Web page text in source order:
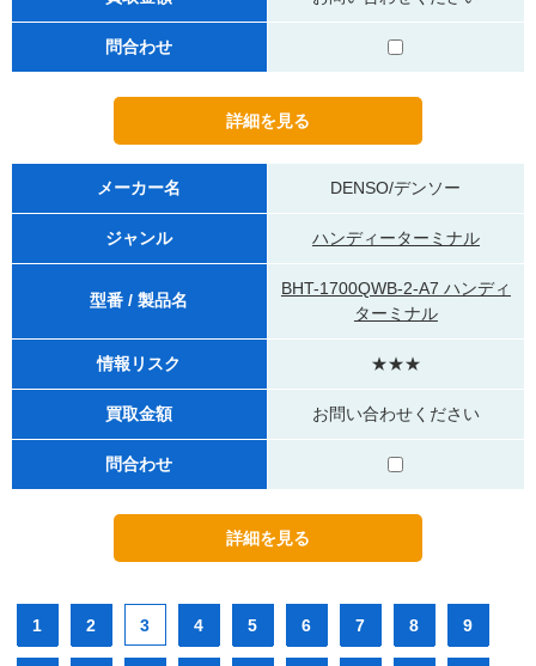
問合わせ
メーカー名 DENSO/デンソー
ジャンル ハンディーターミナル
型番 / 製品名
BHT-1700QWB-2-A7 ハンディ
ターミナル
情報リスク ★★★
買取金額 お問い合わせください
問合わせ
1 2 3 4 5 6 7 8 9